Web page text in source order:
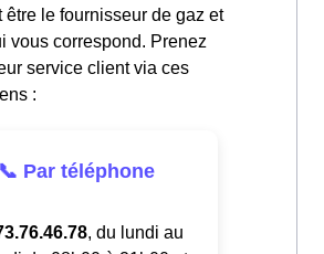
être le fournisseur de gaz et
vous correspond. Prenez
service client via ces
:
📞 Par téléphone
, du lundi au